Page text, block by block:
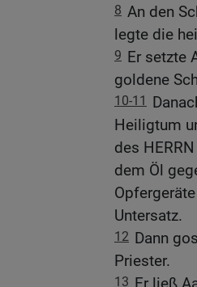
8 An den
legte die
9 Er setzte
goldene
10-11
Heiligtum
des
dem Öl
Untersatz.
12 Dann
Priester.
13